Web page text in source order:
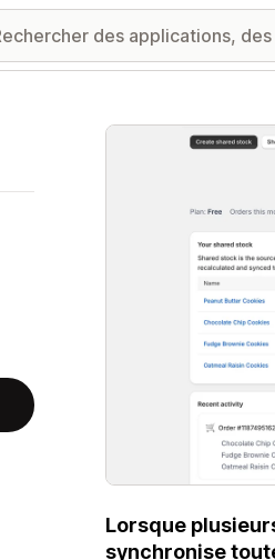
Galerie d’images
Lorsque
synchronise